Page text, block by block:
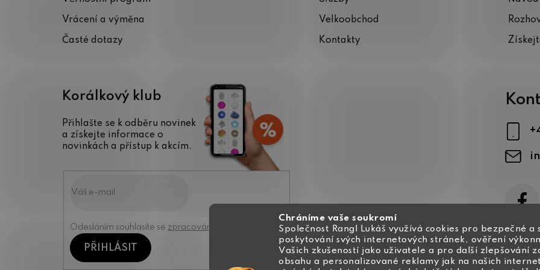
Chráníme vaše soukromí
Společnost Rangl Lukáš využívá cookies pro bezpečné a
poskytování svých internetových stránek, ověření
Vašich zkušeností jako uživatele a pro další zlepšování
obsahu a personalizované reklamy jak na našich
Vrácení a výměna
Časté dotazy
Velkoobchod
Kontakty
Korálkový klub
Přihlašte se k odběru novinek
a získejte informace o
novinkách a přístup k akcím.
Odesláním souhlasíte se zpracováním osobních údajů
PŘIHLÁSIT